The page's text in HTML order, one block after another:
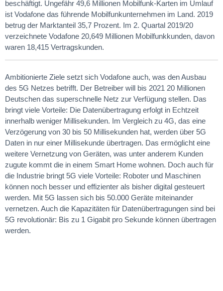
beschäftigt. Ungefähr 49,6 Millionen Mobilfunk-Karten im Umlauf
ist Vodafone das führende Mobilfunkunternehmen im Land. 2019
betrug der Marktanteil 35,7 Prozent. Im 2. Quartal 2019/20
verzeichnete Vodafone 20,649 Millionen Mobilfunkkunden, davon
waren 18,415 Vertragskunden.
Ambitionierte Ziele setzt sich Vodafone auch, was den Ausbau
des 5G Netzes betrifft. Der Betreiber will bis 2021 20 Millionen
Deutschen das superschnelle Netz zur Verfügung stellen. Das
bringt viele Vorteile: Die Datenübertragung erfolgt in Echtzeit
innerhalb weniger Millisekunden. Im Vergleich zu 4G, das eine
Verzögerung von 30 bis 50 Millisekunden hat, werden über 5G
Daten in nur einer Millisekunde übertragen. Das ermöglicht eine
weitere Vernetzung von Geräten, was unter anderem Kunden
zugute kommt die in einem Smart Home wohnen. Doch auch für
die Industrie bringt 5G viele Vorteile: Roboter und Maschinen
können noch besser und effizienter als bisher digital gesteuert
werden. Mit 5G lassen sich bis 50.000 Geräte miteinander
vernetzen. Auch die Kapazitäten für Datenübertragungen sind bei
5G revolutionär: Bis zu 1 Gigabit pro Sekunde können übertragen
werden.